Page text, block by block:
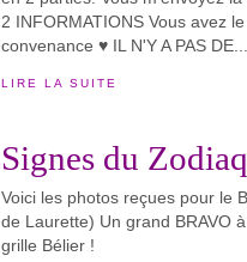
2 INFORMATIONS Vous avez
convenance ♥ IL N'Y A PAS DE...
LIRE LA SUITE
Signes du
Voici les photos reçues pour le
de Laurette) Un grand BRAVO
grille Bélier !